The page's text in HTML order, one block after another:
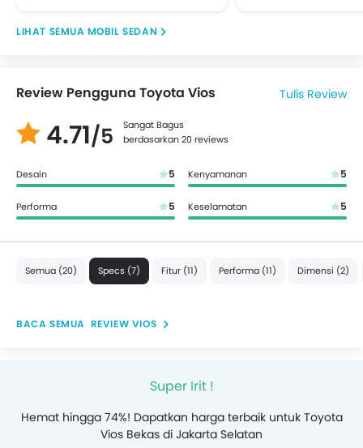
MOBIL SEDAN
Review Pengguna Toyota Vios Tulis Review
4.71/5
Sangat Bagus
berdasarkan 20 reviews
Desain 5 Kenyamanan 5
Performa 5 Keselamatan 5
Semua (20) Specs (7) Fitur (11) Performa (11) Dimensi (2)
REVIEW VIOS
Super Irit !
Hemat hingga 74%! Dapatkan harga terbaik untuk Toyota
Vios Bekas di Jakarta Selatan